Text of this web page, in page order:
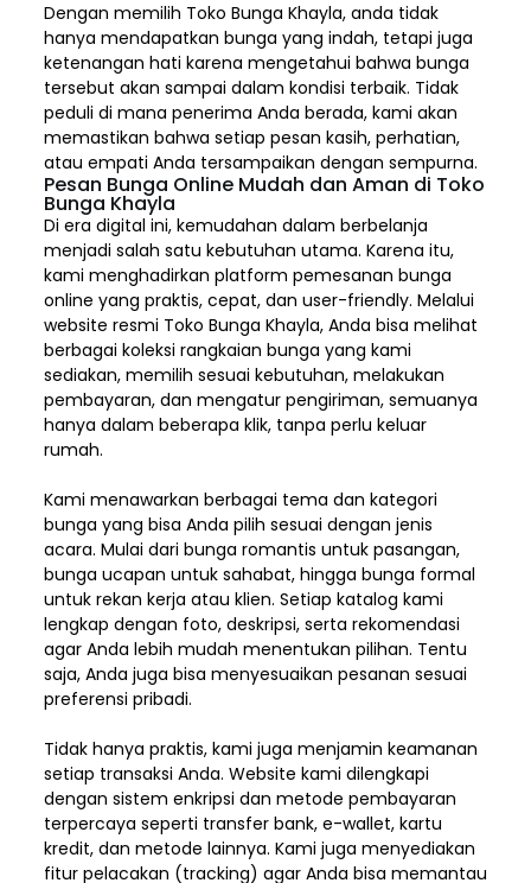
Dengan memilih Toko Bunga Khayla, anda tidak
hanya mendapatkan bunga yang indah, tetapi juga
ketenangan hati karena mengetahui bahwa bunga
tersebut akan sampai dalam kondisi terbaik. Tidak
peduli di mana penerima Anda berada, kami akan
memastikan bahwa setiap pesan kasih, perhatian,
atau empati Anda tersampaikan dengan sempurna.
Pesan Bunga Online Mudah dan Aman di Toko
Bunga Khayla
Di era digital ini, kemudahan dalam berbelanja
menjadi salah satu kebutuhan utama. Karena itu,
kami menghadirkan platform pemesanan bunga
online yang praktis, cepat, dan user-friendly. Melalui
website resmi Toko Bunga Khayla, Anda bisa melihat
berbagai koleksi rangkaian bunga yang kami
sediakan, memilih sesuai kebutuhan, melakukan
pembayaran, dan mengatur pengiriman,semuanya
hanya dalam beberapa klik, tanpa perlu keluar
rumah.
Kami menawarkan berbagai tema dan kategori
bunga yang bisa Anda pilih sesuai dengan jenis
acara. Mulai dari bunga romantis untuk pasangan,
bunga ucapan untuk sahabat, hingga bunga formal
untuk rekan kerja atau klien. Setiap katalog kami
lengkap dengan foto, deskripsi, serta rekomendasi
agar Anda lebih mudah menentukan pilihan. Tentu
saja, Anda juga bisa menyesuaikan pesanan sesuai
preferensi pribadi.
Tidak hanya praktis, kami juga menjamin keamanan
setiap transaksi Anda. Website kami dilengkapi
dengan sistem enkripsi dan metode pembayaran
terpercaya seperti transfer bank, e-wallet, kartu
kredit, dan metode lainnya. Kami juga menyediakan
fitur pelacakan (tracking) agar Anda bisa memantau